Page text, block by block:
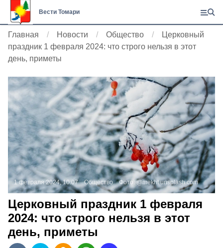
Вести Томари
Главная Новости Общество
Церковный
праздник 1 февраля 2024: что строго нельзя в этот
день, приметы
1 февраля 2024, 10:07 Общество Фото:@mekht unsplash.com
Церковный праздник 1 февраля
2024: что строго нельзя в этот
день, приметы